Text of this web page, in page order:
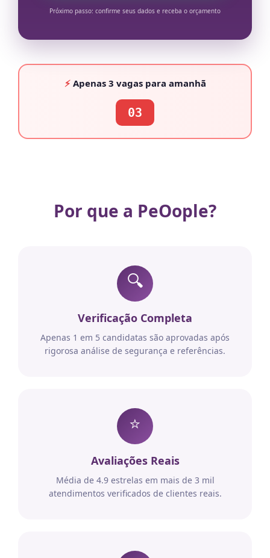
Próximo passo: confirme seus dados e receba o orçamento
⚡Apenas 3 vagaspara amanhã
03
Por que a PeOople?
🔍
Verificação Completa
Apenas 1 em 5 candidatas são aprovadas após
rigorosa análise de segurança e referências.
⭐
Avaliações Reais
Média de 4.9 estrelas em mais de 3 mil
atendimentos verificados de clientes reais.